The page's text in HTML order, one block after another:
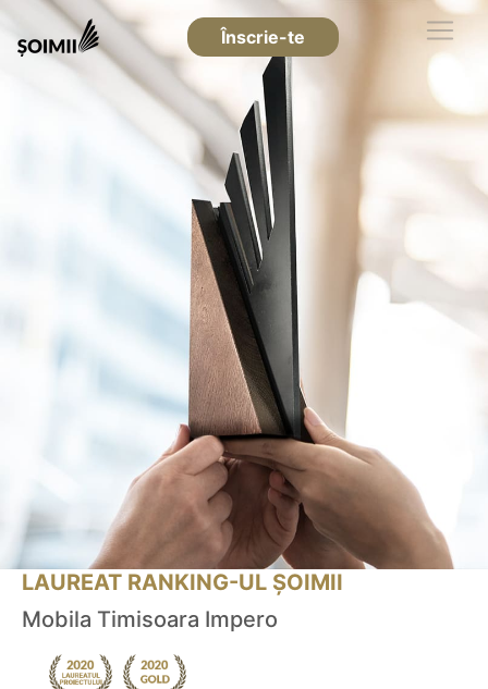
Înscrie-te
LAUREAT RANKING-UL ȘOIMII
Mobila Timisoara Impero